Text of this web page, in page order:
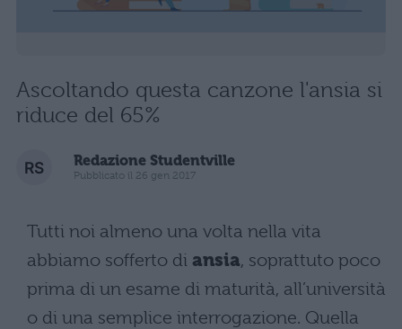
Ascoltando questa canzone l'ansia si
riduce del 65%
Redazione Studentville
Pubblicato il 26 gen 2017
Tutti noi almeno una volta nella vita
abbiamo sofferto di ansia, soprattuto poco
prima di un esame di maturità, all’università
o di una semplice interrogazione. Quella